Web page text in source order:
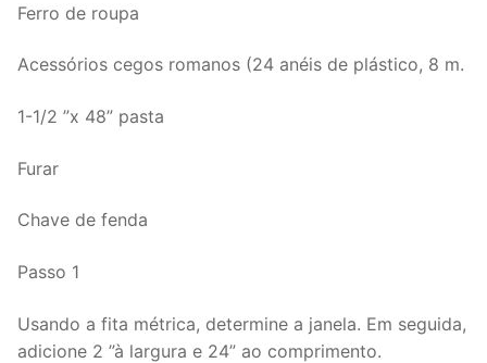
Ferro de roupa
Acessórios cegos romanos (24 anéis de plástico, 8 m.
1-1/2 ”x 48” pasta
Furar
Chave de fenda
Passo 1
Usando a fita métrica, determine a janela. Em seguida,
adicione 2 ”à largura e 24” ao comprimento.